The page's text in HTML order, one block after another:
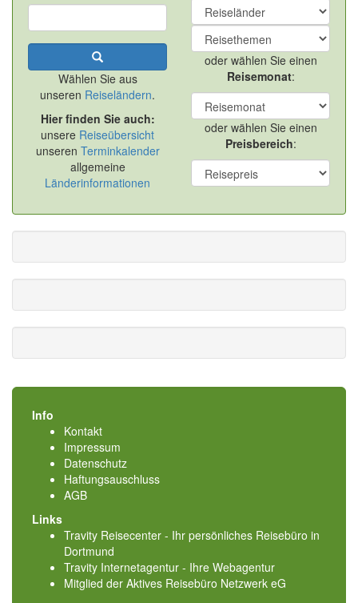
Wählen Sie aus
unseren Reiseländern.
Hier finden Sie auch:
unsere Reiseübersicht
unseren Terminkalender
allgemeine
Länderinformationen
oder wählen Sie einen
Reisemonat:
oder wählen Sie einen
Preisbereich:
Info
Kontakt
Impressum
Datenschutz
Haftungsauschluss
AGB
Links
Travity Reisecenter - Ihr persönliches Reisebüro in
Dortmund
Travity Internetagentur - Ihre Webagentur
Mitglied der Aktives Reisebüro Netzwerk eG